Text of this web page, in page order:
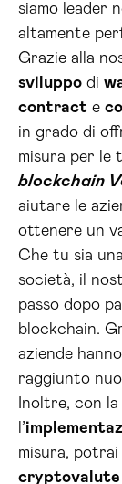
siamo leader
altamente
Grazie alla
sviluppo di
contract e
in grado di
misura per le
blockchain
aiutare le
ottenere un
Che tu sia
società, il
passo dopo
blockchain.
aziende
raggiunto
Inoltre, con
l’
misura,
cryptovalute